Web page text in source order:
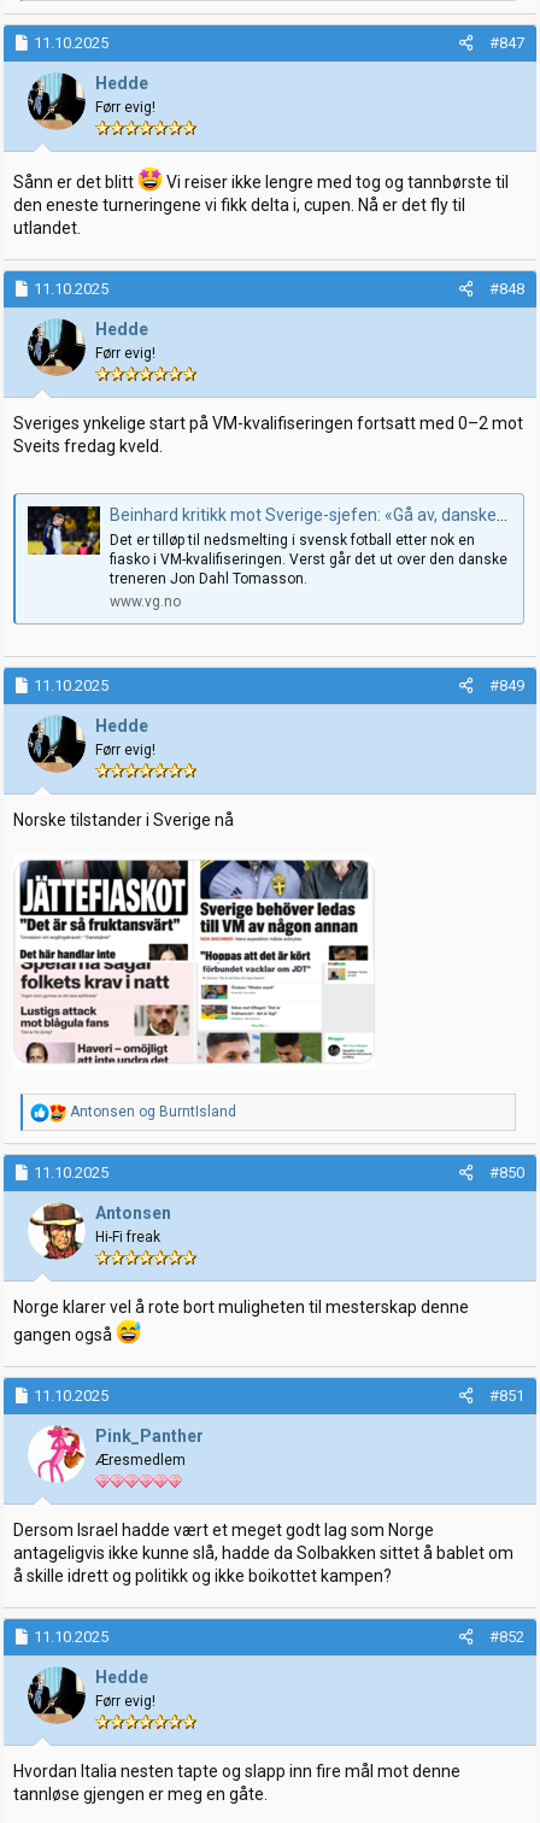
a
k
s
j
o
n
e
r
11.10.2025 #847
Hedde
Førr evig!
Sånn er det blitt
Vi reiser ikke lengre med tog og tannbørste til
den eneste turneringene vi fikk delta i, cupen. Nå er det fly til
utlandet.
11.10.2025 #848
Hedde
Førr evig!
Sveriges ynkelige start på VM-kvalifiseringen fortsatt med 0–2 mot
Sveits fredag kveld.
Beinhard kritikk mot Sverige-sjefen: «Gå av, danskefaen»
Det er tilløp til nedsmelting i svensk fotball etter nok en
fiasko i VM-kvalifiseringen. Verst går det ut over den danske
treneren Jon Dahl Tomasson.
www.vg.no
11.10.2025 #849
Hedde
Førr evig!
Norske tilstander i Sverige nå
R
e
a
k
s
j
o
n
r
:
Antonsen og BurntIsland
11.10.2025 #850
Antonsen
Hi-Fi freak
Norge klarer vel å rote bort muligheten til mesterskap denne
gangen også
11.10.2025 #851
Pink_Panther
Æresmedlem
Dersom Israel hadde vært et meget godt lag som Norge
antageligvis ikke kunne slå, hadde da Solbakken sittet å bablet om
å skille idrett og politikk og ikke boikottet kampen?
11.10.2025 #852
Hedde
Førr evig!
Hvordan Italia nesten tapte og slapp inn fire mål mot denne
tannløse gjengen er meg en gåte.